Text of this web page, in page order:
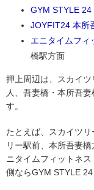
GYM STYLE 24
JOYFIT24 本所
エニタイムフィ
橋駅方面
押上周辺は、スカイ
人、吾妻橋・本所吾
す。
たとえば、スカイツ
リー駅前、本所吾妻
ニタイムフィットネ
側ならGYM STYLE